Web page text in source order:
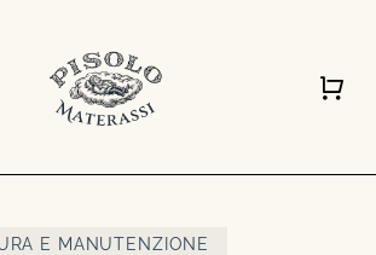
E MANUTENZIONE
Quick